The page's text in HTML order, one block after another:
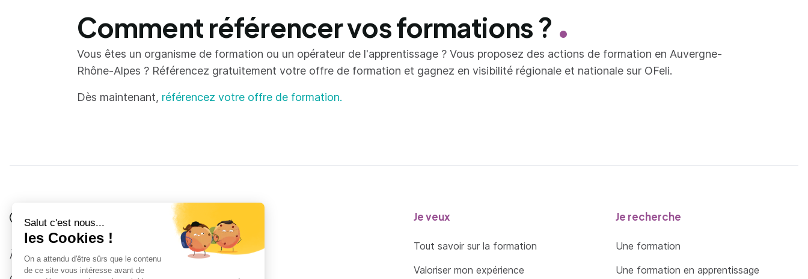
Comment référencer vos formations ?
Vous êtes un organisme de formation ou un opérateur de l'apprentissage ? Vous proposez des actions de formation en Auvergne-
Rhône-Alpes ? Référencez gratuitement votre offre de formation et gagnez en visibilité régionale et nationale sur OFeli.
Dès maintenant, référencez votre offre de formation.
Côté Formations
À propos
Je suis
Au collège
Je veux
Tout savoir sur la formation
Valoriser mon expérience
Je recherche
Une formation
Une formation en apprentissage